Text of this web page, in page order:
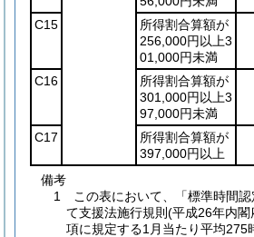
C15
所得割合算額が
256,000円以上3
01,000円未満
C16
所得割合算額が
301,000円以上3
97,000円未満
C17
所得割合算額が
397,000円以上
備考
1 この表において、「標準時間認
て支援法施行規則(平成26年内
項に規定する1月当たり平均275